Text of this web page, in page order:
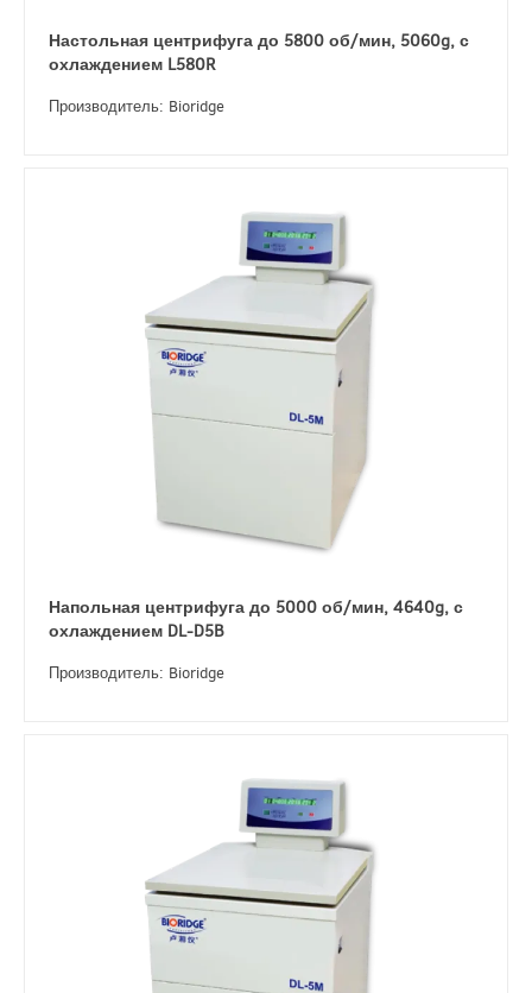
Настольная центрифуга до 5800 об/мин, 5060g, с
охлаждением L580R
Производитель: Bioridge
Напольная центрифуга до 5000 об/мин, 4640g, с
охлаждением DL-D5B
Производитель: Bioridge